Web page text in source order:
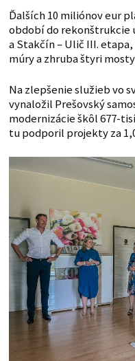
Ďalších 10 miliónov eur
období do rekonštrukcie
a Stakčín – Ulič III.
múry a zhruba štyri
Na zlepšenie služieb vo
vynaložil Prešovský
modernizácie škôl 677-
tu podporil projekty za